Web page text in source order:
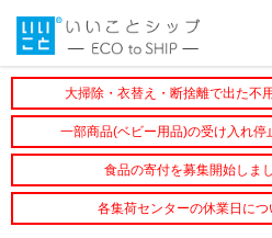
大掃除・衣替え・断捨離で出た不
一部商品(ベビー用品)の受け入れ停
食品の寄付を募集開始しま
各集荷センターの休業日につ